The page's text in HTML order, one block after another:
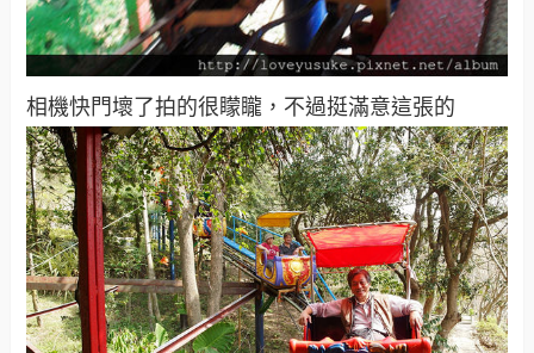
相機快門壞了拍的很矇矓，不過挺滿意這張的